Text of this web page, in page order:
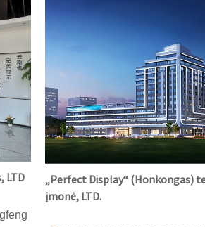
LTD
„Perfect Display“ (Honkongas)
įmonė, LTD.